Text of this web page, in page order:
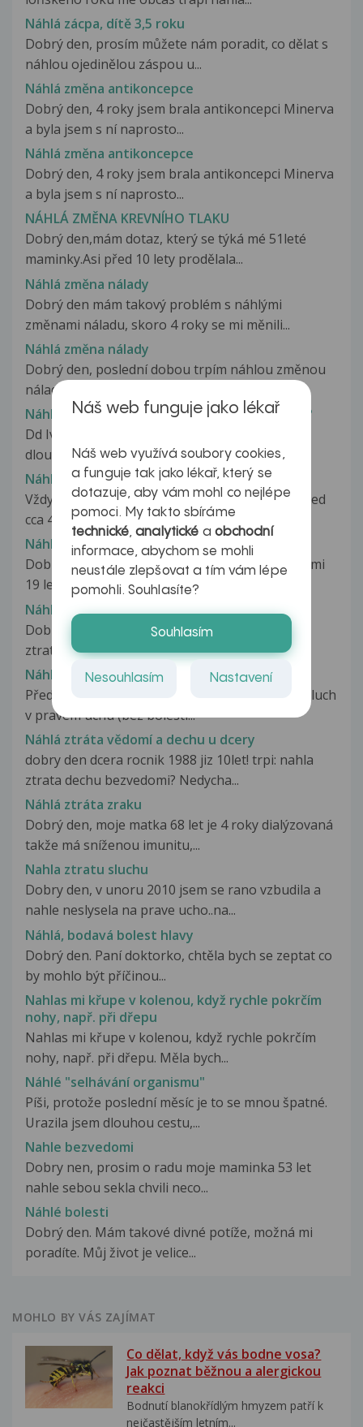
Náhlá zácpa, dítě 3,5 roku
Dobrý den, prosím můžete nám poradit, co dělat s
náhlou ojedinělou záspou u...
Náhlá změna antikoncepce
Dobrý den, 4 roky jsem brala antikoncepci Minerva
a byla jsem s ní naprosto...
Náhlá změna antikoncepce
Dobrý den, 4 roky jsem brala antikoncepci Minerva
a byla jsem s ní naprosto...
NÁHLÁ ZMĚNA KREVNÍHO TLAKU
Dobrý den,mám dotaz, který se týká mé 51leté
maminky.Asi před 10 lety prodělala...
Náhlá změna nálady
Dobrý den mám takový problém s náhlými
změnami náladu, skoro 4 roky se mi měnili...
Náhlá změna nálady
Dobrý den, poslední dobou trpím náhlou změnou
nálady. Z minuty na minutu se...
Náhlá změna tlaku, stres nebo vychání léku ??
Dd Iva,mam na vás prosím dotaz,lecim se
dlouhodobě s vysokým tlakem ,užívám...
Náhlá změna ztopoření penisu
Vždy jsem měl rovně ztopořený penis. Náhle před
cca 4 měsíci se mi ztopoří výrazně...
Náhlá ztráta erekce
Dobrý den, mám takový malý velký problém. Je mi
19 let, jsem sportovně založený...
Náhlá ztráta libida
Dobrý den. Poslední cca týden jsem v podstatě
ztratil libido a téměř ani nemohu...
Náhlá ztráta sluchu
Před 3 měsíci jsem náhle během večera ztratil sluch
v pravém uchu (bez bolesti...
Náhlá ztráta vědomí a dechu u dcery
dobry den dcera rocnik 1988 jiz 10let! trpi: nahla
ztrata dechu bezvedomi? Nedycha...
Náhlá ztráta zraku
Dobrý den, moje matka 68 let je 4 roky dialýzovaná
takže má sníženou imunitu,...
Nahla ztratu sluchu
Dobry den, v unoru 2010 jsem se rano vzbudila a
nahle neslysela na prave ucho..na...
Náhlá, bodavá bolest hlavy
Dobrý den. Paní doktorko, chtěla bych se zeptat co
by mohlo být příčinou...
Nahlas mi křupe v kolenou, když rychle pokrčím
nohy, např. při dřepu
Nahlas mi křupe v kolenou, když rychle pokrčím
nohy, např. při dřepu. Měla bych...
Náhlé "selhávání organismu"
Píši, protože poslední měsíc je to se mnou špatné.
Urazila jsem dlouhou cestu,...
Nahle bezvedomi
Dobry nen, prosim o radu moje maminka 53 let
nahle sebou sekla chvili neco...
Náhlé bolesti
Dobrý den. Mám takové divné potíže, možná mi
poradíte. Můj život je velice...
MOHLO BY VÁS ZAJÍMAT
Co dělat, když vás bodne vosa?
Jak poznat běžnou a alergickou
reakci
Bodnutí blanokřídlým hmyzem patří k
nejčastějším letním...
Náš web funguje jako lékař
Náš web využívá soubory cookies,
a funguje tak jako lékař, který se
dotazuje, aby vám mohl co nejlépe
pomoci. My takto sbíráme
technické,analytické a obchodní
informace, abychom se mohli
neustále zlepšovat a tím vám lépe
pomohli. Souhlasíte?
Souhlasím
Nesouhlasím Nastavení